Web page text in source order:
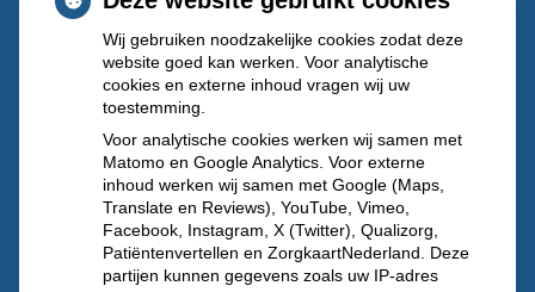
Vrijdag:
08.30 - 17.30
Lukt het niet om uw medicijnen tijdens openingstijden op
Meldt u zich dan aan voor onze afhaalautomaat.
Buiten onze openingstijden en op feestdagen
kunt u terecht bijRegioapotheek IJsselland (IJsselland
ziekenhuis)Prins Constantijnweg 2, 2906ZC Capelle aan
den IJssel
, telefoon:010 – 2583381
Wij gebruiken noodzakelijke cookies zodat deze
website goed kan werken. Voor analytische
cookies en externe inhoud vragen wij uw
toestemming.
Voor analytische cookies werken wij samen met
Matomo en Google Analytics. Voor externe
inhoud werken wij samen met Google (Maps,
Translate en Reviews), YouTube, Vimeo,
Facebook, Instagram, X (Twitter), Qualizorg,
Patiëntenvertellen en ZorgkaartNederland. Deze
partijen kunnen gegevens zoals uw IP-adres